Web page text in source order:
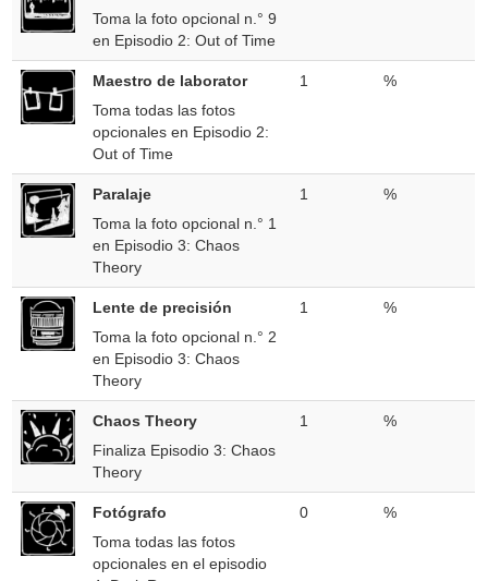
Toma la foto opcional n.° 9
en Episodio 2: Out of Time
Maestro de laborator
Toma todas las fotos
opcionales en Episodio 2:
Out of Time
1 %
Paralaje
Toma la foto opcional n.° 1
en Episodio 3: Chaos
Theory
1 %
Lente de precisión
Toma la foto opcional n.° 2
en Episodio 3: Chaos
Theory
1 %
Chaos Theory
Finaliza Episodio 3: Chaos
Theory
1 %
Fotógrafo
Toma todas las fotos
opcionales en el episodio
0 %